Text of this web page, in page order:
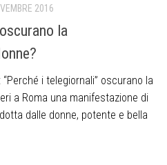
2016
la
i telegiornali” oscurano la
a Roma una manifestazione di
dalle donne, potente e bella